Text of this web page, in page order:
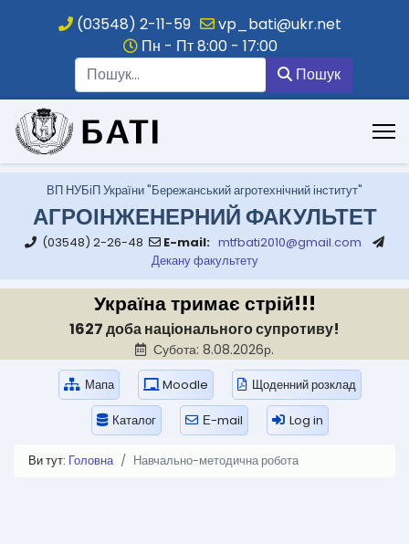
(03548) 2-11-59
vp_bati@ukr.net
Пн - Пт 8:00 - 17:00
Пошук
.
ВП НУБіП України "Бережанський агротехнічний інститут"
АГРОІНЖЕНЕРНИЙ ФАКУЛЬТЕТ
(03548) 2-26-48 E-mail: mtfbati2010@gmail.com
Декану факультету
Україна тримає стрій!!!
1627 доба національного супротиву!
Субота: 8.08.2026р.
Мапа Moodle Щоденний розклад
Каталог Е-mail Log in
Ви тут: Головна Навчально-методична робота